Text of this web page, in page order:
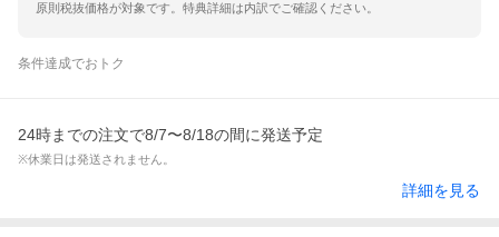
原則税抜価格が対象です。特典詳細は内訳でご確認ください。
条件達成でおトク
24時までの注文で8/7〜8/18の間に発送予定
※休業日は発送されません。
詳細を見る